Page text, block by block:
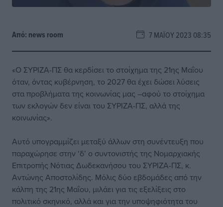
Από: news room 7 ΜΑΪ́ΟΥ 2023 08:35
«Ο ΣΥΡΙΖΑ-ΠΣ θα κερδίσει το στοίχημα της 21ης Μαΐου
όταν, όντας κυβέρνηση, το 2027 θα έχει δώσει λύσεις
στα προβλήματα της κοινωνίας μας –αφού το στοίχημα
των εκλογών δεν είναι του ΣΥΡΙΖΑ-ΠΣ, αλλά της
κοινωνίας».
Αυτό υπογραμμίζει μεταξύ άλλων στη συνέντευξη που
παραχώρησε στην ‘δ’ ο συντονιστής της Νομαρχιακής
Επιτροπής Νότιας Δωδεκανήσου του ΣΥΡΙΖΑ-ΠΣ, κ.
Αντώνης Αποστολίδης. Μόλις δύο εβδομάδες από την
κάλπη της 21ης Μαΐου, μιλάει για τις εξελίξεις στο
πολιτικό σκηνικό, αλλά και για την υποψηφιότητα του